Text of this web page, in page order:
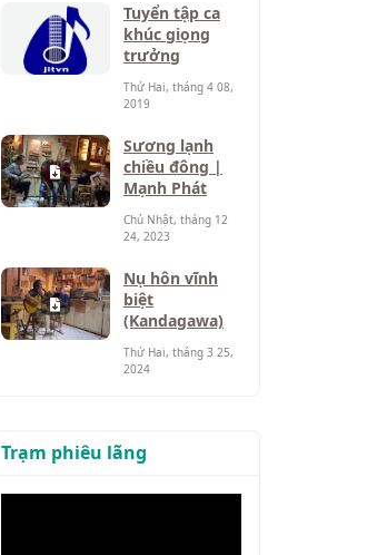
Tuyển tập ca
khúc giọng
trưởng
Thứ Hai, tháng 4 08,
2019
Sương lạnh
chiều đông |
Mạnh Phát
Chủ Nhật, tháng 12
24, 2023
Nụ hôn vĩnh
biệt
(Kandagawa)
Thứ Hai, tháng 3 25,
2024
Trạm phiêu lãng